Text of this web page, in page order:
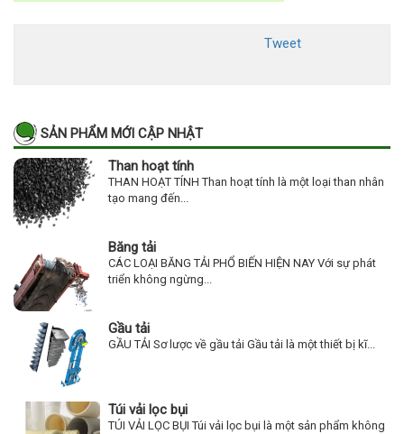
Tweet
SẢN PHẨM MỚI CẬP NHẬT
Than hoạt tính
THAN HOẠT TÍNH Than hoạt tính là một loại than nhân
tạo mang đến...
Băng tải
CÁC LOẠI BĂNG TẢI PHỔ BIẾN HIỆN NAY Với sự phát
triển không ngừng...
Gầu tải
GẦU TẢI Sơ lược về gầu tải Gầu tải là một thiết bị kĩ...
Túi vải lọc bụi
TÚI VẢI LỌC BỤI Túi vải lọc bụi là một sản phẩm không